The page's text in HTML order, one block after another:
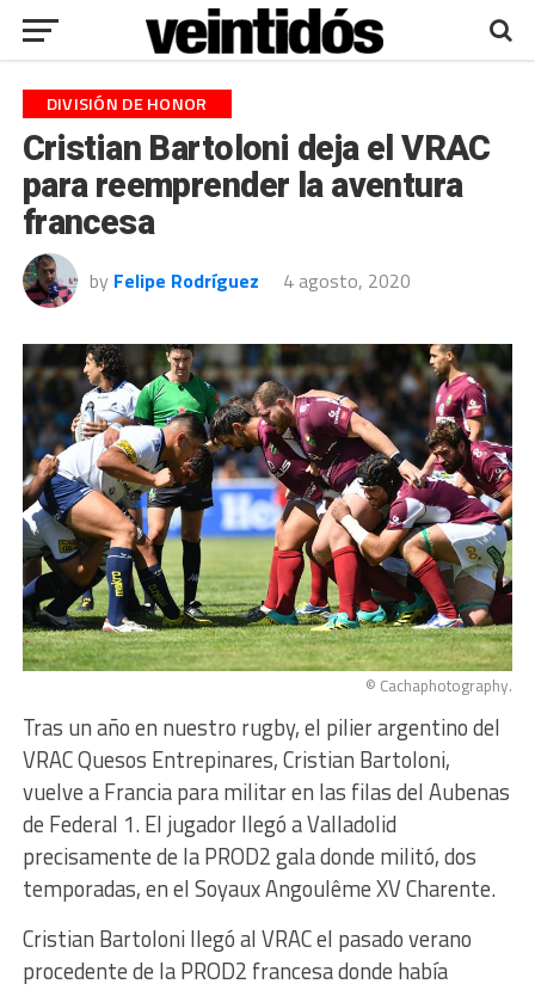
DIVISIÓN DE HONOR
Cristian Bartoloni deja el VRAC
para reemprender la aventura
francesa
by Felipe Rodríguez 4 agosto, 2020
© Cachaphotography.
Tras un año en nuestro rugby, el pilier argentino del
VRAC Quesos Entrepinares, Cristian Bartoloni,
vuelve a Francia para militar en las filas del Aubenas
de Federal 1. El jugador llegó a Valladolid
precisamente de la PROD2 gala donde militó, dos
temporadas, en el Soyaux Angoulême XV Charente.
Cristian Bartoloni llegó al VRAC el pasado verano
procedente de la PROD2 francesa donde había